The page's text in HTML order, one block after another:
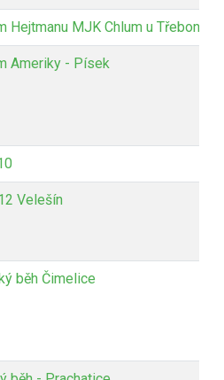
Hejtmanu MJK Chlum u Třeboně
Ameriky - Písek
Velešín
běh Čimelice